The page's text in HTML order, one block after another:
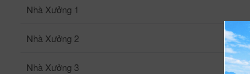
Nhà Xưởng 1
Nhà Xưởng 2
Nhà Xưởng 3